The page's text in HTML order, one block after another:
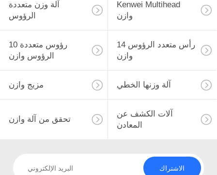
آلة وزن متعددة
الرؤوس
Kenwei Multihead
وازن
10 رؤوس متعددة
الرؤوس وازن
14 رأس متعدد الرؤوس
وازن
مزيج وازن آلة وزنها الخطي
تحقق من آلة وازن
آلات الكشف عن
المعادن
الاشتراك